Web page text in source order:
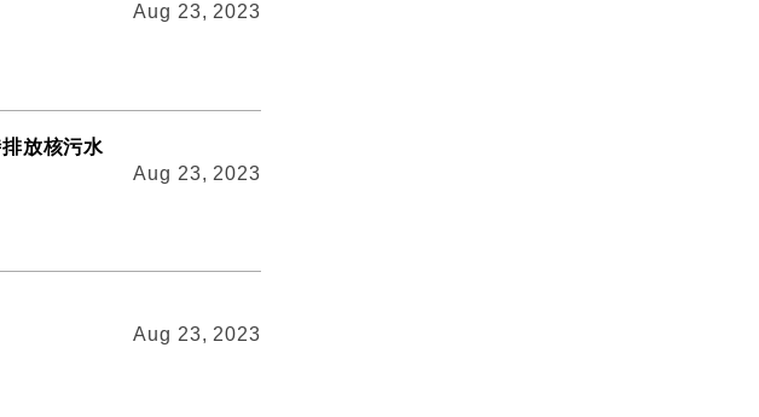
Aug 23, 2023
放核污水
Aug 23, 2023
Aug 23, 2023